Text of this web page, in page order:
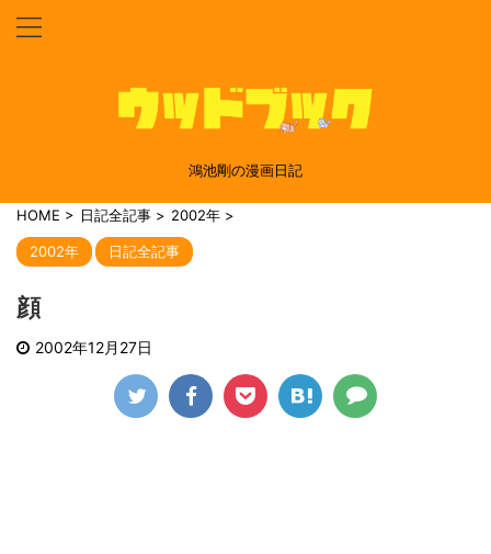
鴻池剛の漫画日記
HOME > 日記全記事 > 2002年 >
2002年 日記全記事
顔
2002年12月27日